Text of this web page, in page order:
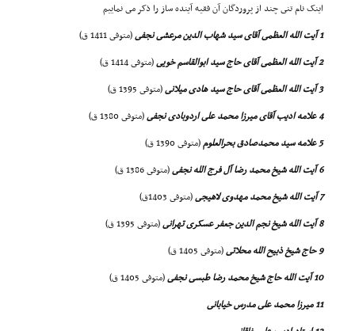
اینک نام تنى چند از پروردگان آن فقیه آینده ساز را ذکر مى نماییم
1 آیت الله العظمى آقاى سید شهاب الدین مرعشى نجفى
(متوفى 1411 ق)
2 آیت الله العظمى آقاى حاج سید ابوالقاسم خویى
(متوفى 1414 ق)
3 آیت الله العظمى آقاى حاج سید هادى میلانى
(متوفى 1395 ق)
4 علامه ادیب آقاى میرزا محمد على اردوبادى نجفى
(متوفى 1380 ق)
5 علامه سید محمدصادق بحرالعلوم
(متوفى 1390 ق)
6 آیت الله شیخ محمد رضا آل فرج الله نجفى
(متوفى 1386 ق)
7 آیت الله شیخ محمد مهدوى لاهیجى
(متوفى 1403ق)
8 آیت الله شیخ نجم الدین جعفر عسکرى تهرانى
(متوفى 1395 ق)
9 حاج شیخ ذبیح الله محلاتى
(متوفى 1405 ق)
10 آیت الله حاج شیخ محمد رضا طبسى نجفى
(متوفى 1405 ق)
11 میرزا محمد على مدرس خیابانى